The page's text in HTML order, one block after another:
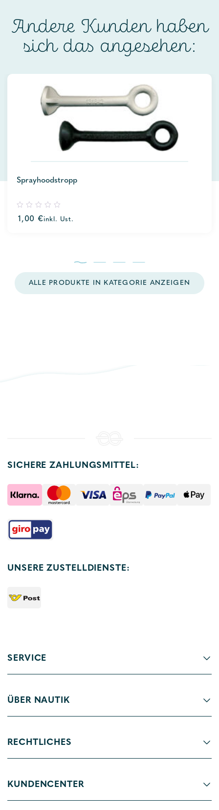
Andere Kunden haben
sich das angesehen:
Sprayhoodstropp
out
1,00 €inkl. Ust.
ALLE PRODUKTE IN KATEGORIE ANZEIGEN
SICHERE ZAHLUNGSMITTEL:
UNSERE ZUSTELLDIENSTE:
SERVICE
ÜBER NAUTIK
RECHTLICHES
KUNDENCENTER